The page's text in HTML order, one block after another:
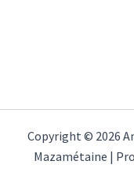
Copyright © 2026
Mazamétaine |